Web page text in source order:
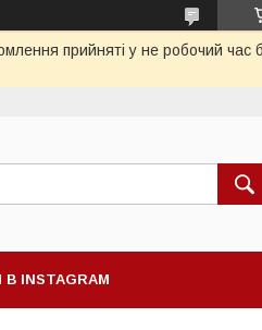
прийняті у не робочий час
INSTAGRAM